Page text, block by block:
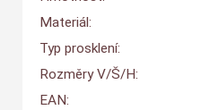
Materiál:
Typ prosklení:
Rozměry V/Š/H:
EAN: